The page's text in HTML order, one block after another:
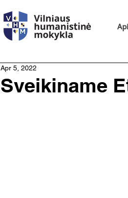
Sveikiname
Apr 5, 2022